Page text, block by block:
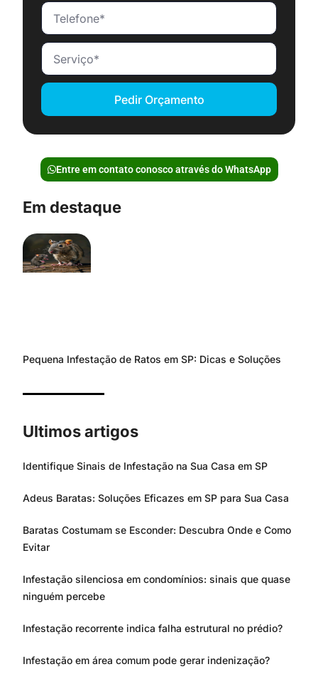
Pedir Orçamento
Entre em contato conosco através do WhatsApp
Em destaque
Pequena Infestação de Ratos em SP: Dicas e Soluções
Ultimos artigos
Identifique Sinais de Infestação na Sua Casa em SP
Adeus Baratas: Soluções Eficazes em SP para Sua Casa
Baratas Costumam se Esconder: Descubra Onde e Como
Evitar
Infestação silenciosa em condomínios: sinais que quase
ninguém percebe
Infestação recorrente indica falha estrutural no prédio?
Infestação em área comum pode gerar indenização?